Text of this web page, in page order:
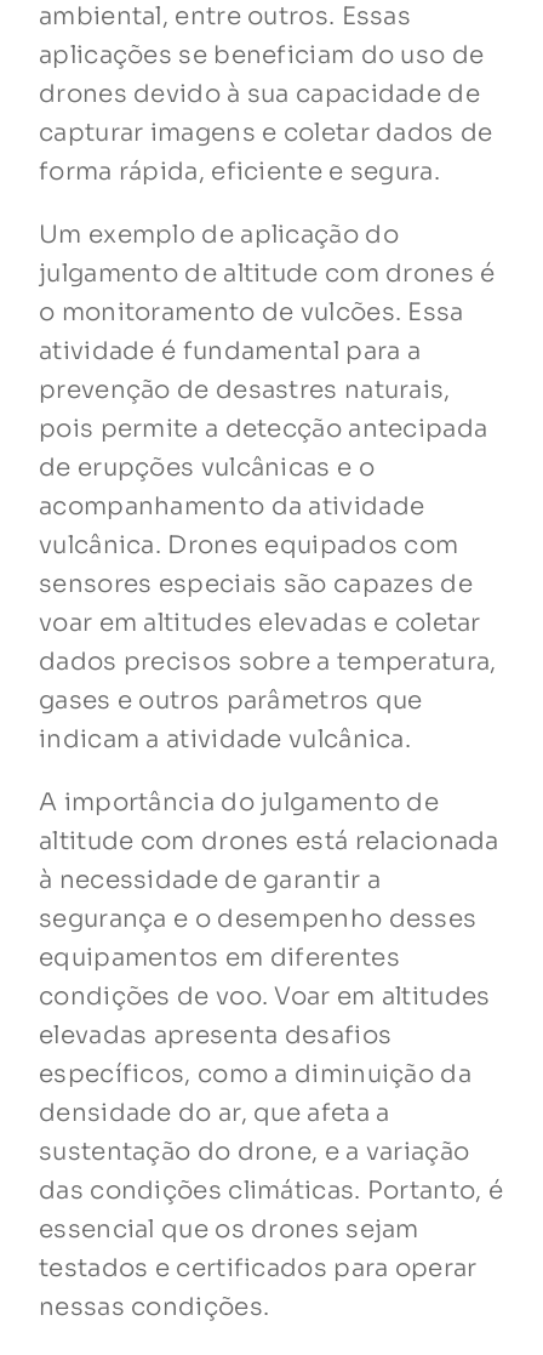
ambiental, entre outros. Essas
aplicações se beneficiam do uso de
drones devido à sua capacidade de
capturar imagens e coletar dados de
forma rápida, eficiente e segura.
Um exemplo de aplicação do
julgamento de altitude com drones é
o monitoramento de vulcões. Essa
atividade é fundamental para a
prevenção de desastres naturais,
pois permite a detecção antecipada
de erupções vulcânicas e o
acompanhamento da atividade
vulcânica. Drones equipados com
sensores especiais são capazes de
voar em altitudes elevadas e coletar
dados precisos sobre a temperatura,
gases e outros parâmetros que
indicam a atividade vulcânica.
A importância do julgamento de
altitude com drones está relacionada
à necessidade de garantir a
segurança e o desempenho desses
equipamentos em diferentes
condições de voo. Voar em altitudes
elevadas apresenta desafios
específicos, como a diminuição da
densidade do ar, que afeta a
sustentação do drone, e a variação
das condições climáticas. Portanto, é
essencial que os drones sejam
testados e certificados para operar
nessas condições.